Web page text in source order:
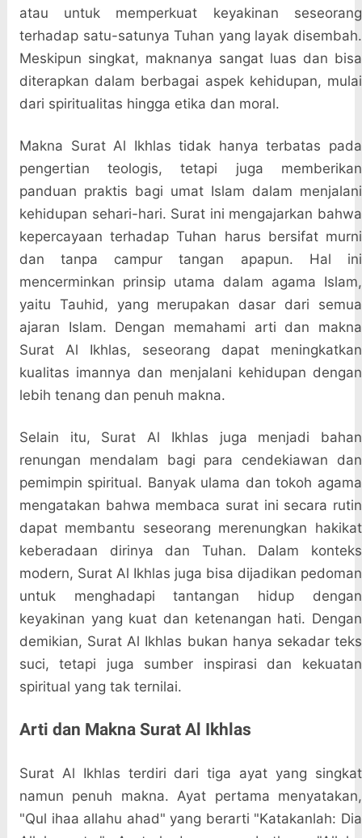
atau untuk memperkuat keyakinan seseorang
terhadap satu-satunya Tuhan yang layak disembah.
Meskipun singkat, maknanya sangat luas dan bisa
diterapkan dalam berbagai aspek kehidupan, mulai
dari spiritualitas hingga etika dan moral.
Makna Surat Al Ikhlas tidak hanya terbatas pada
pengertian teologis, tetapi juga memberikan
panduan praktis bagi umat Islam dalam menjalani
kehidupan sehari-hari. Surat ini mengajarkan bahwa
kepercayaan terhadap Tuhan harus bersifat murni
dan tanpa campur tangan apapun. Hal ini
mencerminkan prinsip utama dalam agama Islam,
yaitu Tauhid, yang merupakan dasar dari semua
ajaran Islam. Dengan memahami arti dan makna
Surat Al Ikhlas, seseorang dapat meningkatkan
kualitas imannya dan menjalani kehidupan dengan
lebih tenang dan penuh makna.
Selain itu, Surat Al Ikhlas juga menjadi bahan
renungan mendalam bagi para cendekiawan dan
pemimpin spiritual. Banyak ulama dan tokoh agama
mengatakan bahwa membaca surat ini secara rutin
dapat membantu seseorang merenungkan hakikat
keberadaan dirinya dan Tuhan. Dalam konteks
modern, Surat Al Ikhlas juga bisa dijadikan pedoman
untuk menghadapi tantangan hidup dengan
keyakinan yang kuat dan ketenangan hati. Dengan
demikian, Surat Al Ikhlas bukan hanya sekadar teks
suci, tetapi juga sumber inspirasi dan kekuatan
spiritual yang tak ternilai.
Arti dan Makna Surat Al Ikhlas
Surat Al Ikhlas terdiri dari tiga ayat yang singkat
namun penuh makna. Ayat pertama menyatakan,
"Qul ihaa allahu ahad" yang berarti "Katakanlah: Dia